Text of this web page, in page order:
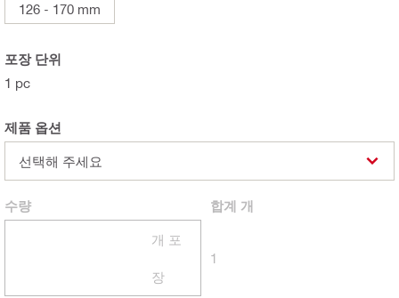
126 - 170 mm
포장 단위
1 pc
제품 옵션
선택해 주세요
수량
개 포
장
합계 개
1